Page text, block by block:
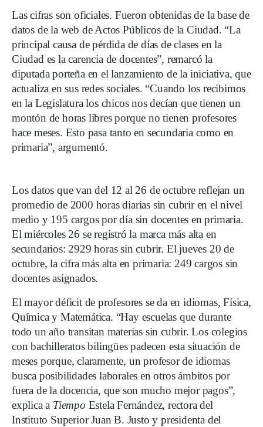
Las cifras son oficiales. Fueron obtenidas de la base de
datos de la web de Actos Públicos de la Ciudad. “La
principal causa de pérdida de días de clases en la
Ciudad es la carencia de docentes”, remarcó la
diputada porteña en el lanzamiento de la iniciativa, que
actualiza en sus redes sociales. “Cuando los recibimos
en la Legislatura los chicos nos decían que tienen un
montón de horas libres porque no tienen profesores
hace meses. Esto pasa tanto en secundaria como en
primaria”, argumentó.
Los datos que van del 12 al 26 de octubre reflejan un
promedio de 2000 horas diarias sin cubrir en el nivel
medio y 195 cargos por día sin docentes en primaria.
El miércoles 26 se registró la marca más alta en
secundarios: 2929 horas sin cubrir. El jueves 20 de
octubre, la cifra más alta en primaria: 249 cargos sin
docentes asignados.
El mayor déficit de profesores se da en idiomas, Física,
Química y Matemática. “Hay escuelas que durante
todo un año transitan materias sin cubrir. Los colegios
con bachilleratos bilingües padecen esta situación de
meses porque, claramente, un profesor de idiomas
busca posibilidades laborales en otros ámbitos por
fuera de la docencia, que son mucho mejor pagos”,
explica a Tiempo Estela Fernández, rectora del
Instituto Superior Juan B. Justo y presidenta del